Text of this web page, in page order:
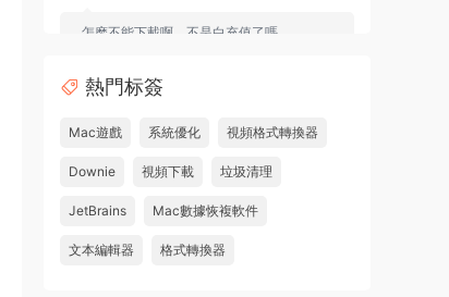
怎麽不能下載啊，不是白充值了嗎
來源：
Adobe Premiere Pro 2026 v26.2.2 Mac
中文破解版 PR2026 強大視頻編輯軟件
u604731536624 • 2026-07-15
中文破解版
熱門标簽
Mac遊戲 系統優化 視頻格式轉換器
Downie 視頻下載 垃圾清理
JetBrains Mac數據恢複軟件
文本編輯器 格式轉換器